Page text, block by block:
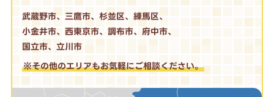
武蔵野市、三鷹市、杉並区、練馬区、
小金井市、西東京市、調布市、府中市、
国立市、立川市
※その他のエリアもお気軽にご相談ください。